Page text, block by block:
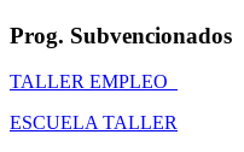
Prog. Subvencionados
TALLER EMPLEO
ESCUELA TALLER